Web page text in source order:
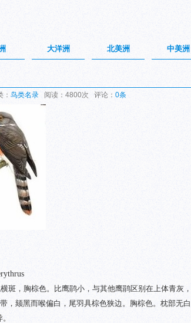
大洋洲 北美洲 中美洲
鸟类名录 阅读：4800次 评论： 0条
斑，胸棕色。比鹰鹃小，与其他鹰鹃区别在上体青灰，
，颏黑而喉偏白，尾羽具棕色狭边。胸棕色。枕部无白